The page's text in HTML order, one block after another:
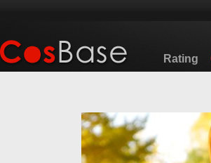
Rating